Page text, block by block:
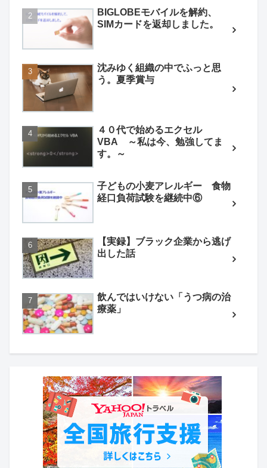
BIGLOBEモバイルを解約、
SIMカードを返却しました。
沈みゆく組織の中でふっと思
う。夏季賞与
４０代で始めるエクセル
VBA ～私は今、勉強してま
す。～
子どもの小麦アレルギー 食物
経口負荷試験を継続中⑥
【実録】ブラック企業から逃げ
出した話
飲んではいけない「うつ病の治
療薬」